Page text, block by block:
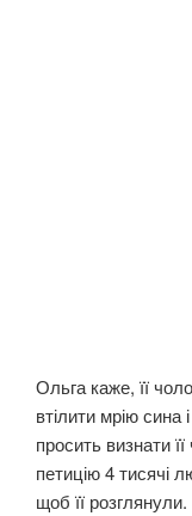
Ольга каже, її
втілити мрію сина
просить визнати
петицію 4 тисячі
щоб її розглянули.